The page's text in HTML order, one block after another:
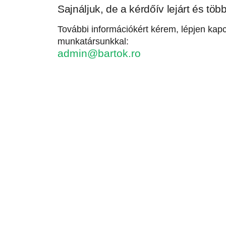
Sajnáljuk, de a kérdőív lejárt és
További információkért kérem, lépjen
munkatársunkkal:
admin@bartok.ro